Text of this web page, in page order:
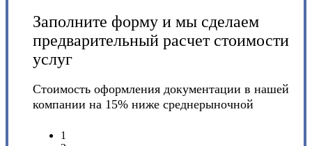
Заполните форму и мы сделаем
предварительный расчет стоимости
услуг
Стоимость оформления документации в нашей
компании на 15% ниже среднерыночной
1